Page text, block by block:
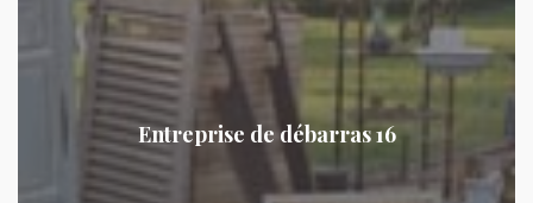
Entreprise de débarras 16